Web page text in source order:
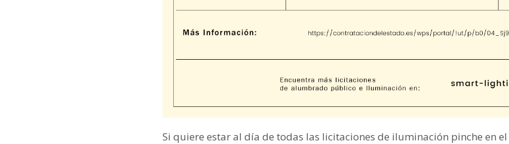
Si quiere estar al día de todas las licitaciones de iluminación pinche en el